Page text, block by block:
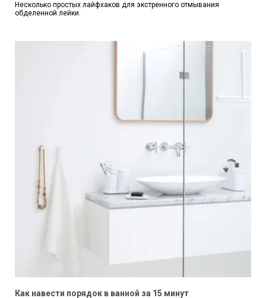
Несколько простых лайфхаков для экстренного отмывания
обделенной лейки.
Как навести порядок в ванной за 15 минут